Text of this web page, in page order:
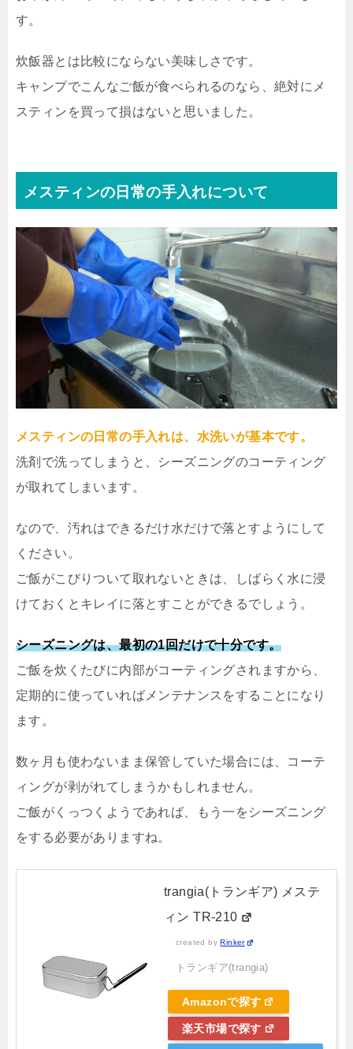
す。
炊飯器とは比較にならない美味しさです。
キャンプでこんなご飯が食べられるのなら、絶対にメ
スティンを買って損はないと思いました。
メスティンの日常の手入れについて
メスティンの日常の手入れは、水洗いが基本です。
洗剤で洗ってしまうと、シーズニングのコーティング
が取れてしまいます。
なので、汚れはできるだけ水だけで落とすようにして
ください。
ご飯がこびりついて取れないときは、しばらく水に浸
けておくとキレイに落とすことができるでしょう。
シーズニングは、最初の1回だけで十分です。
ご飯を炊くたびに内部がコーティングされますから、
定期的に使っていればメンテナンスをすることになり
ます。
数ヶ月も使わないまま保管していた場合には、コーテ
ィングが剥がれてしまうかもしれません。
ご飯がくっつくようであれば、もう一をシーズニング
をする必要がありますね。
trangia(トランギア) メステ
ィン TR-210
created byRinker
トランギア(trangia)
Amazonで探す
楽天市場で探す